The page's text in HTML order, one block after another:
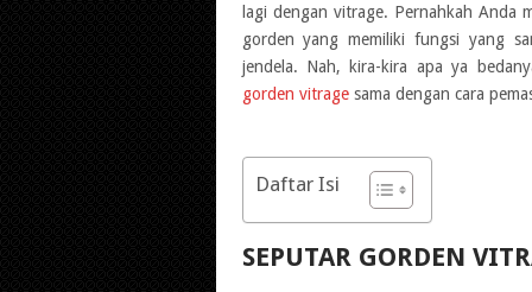
lagi dengan vitrage. Pernahkah Anda
gorden yang memiliki fungsi yang
jendela. Nah, kira-kira apa ya
gorden vitragesama dengan cara
Daftar Isi
SEPUTAR GORDEN